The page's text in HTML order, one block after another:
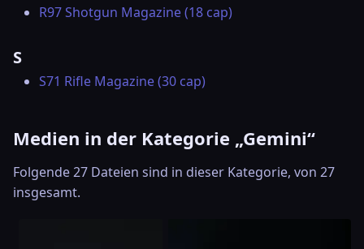
R97 Shotgun Magazine (18 cap)
S
S71 Rifle Magazine (30 cap)
Medien in der Kategorie „Gemini“
Folgende 27 Dateien sind in dieser Kategorie, von 27
insgesamt.